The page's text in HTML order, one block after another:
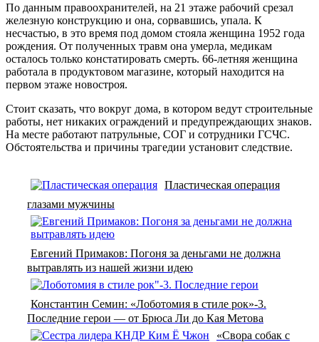
По данным правоохранителей, на 21 этаже рабочий срезал
железную конструкцию и она, сорвавшись, упала. К
несчастью, в это время под домом стояла женщина 1952 года
рождения. От полученных травм она умерла, медикам
осталось только констатировать смерть. 66-летняя женщина
работала в продуктовом магазине, который находится на
первом этаже новостроя.
Стоит сказать, что вокруг дома, в котором ведут строительные
работы, нет никаких ограждений и предупреждающих знаков.
На месте работают патрульные, СОГ и сотрудники ГСЧС.
Обстоятельства и причины трагедии установит следствие.
Пластическая операция
глазами мужчины
Евгений Примаков: Погоня за деньгами не должна
вытравлять из нашей жизни идею
Константин Семин: «Лоботомия в стиле рок»-3.
Последние герои — от Брюса Ли до Кая Метова
«Свора собак с